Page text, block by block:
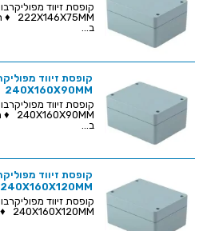
ב...
240X160X90MM
ב...
240X160X120MM
240X160X120MM ♦ רמת אטימות : IP65 ♦ צבע : אפור ...